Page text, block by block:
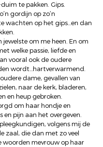
te pakken. Gips.
gordijn op zo’n
wachten op het gips…en dan
jewelste om me heen. En om
welke passie, liefde en
vooral ook de oudere
wordt…hartverwarmend.
dame, gevallen van
naar de kerk, bladeren,
en heup gebroken.
om haar hondje en
en pijn aan het overgeven.
volgens mij de
zaal, die dan met zo veel
woorden mevrouw op haar